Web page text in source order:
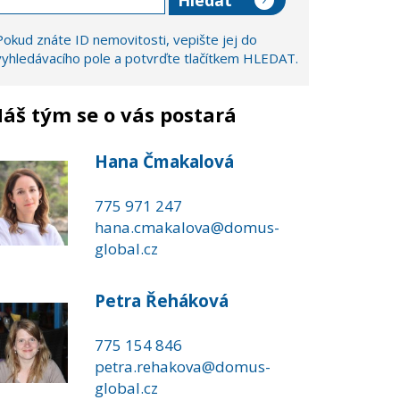
znáte ID nemovitosti, vepište jej do
pole a potvrďte tlačítkem HLEDAT.
tým se o vás postará
Hana Čmakalová
775 971 247
hana.cmakalova@domus-
global.cz
Petra Řeháková
775 154 846
petra.rehakova@domus-
global.cz